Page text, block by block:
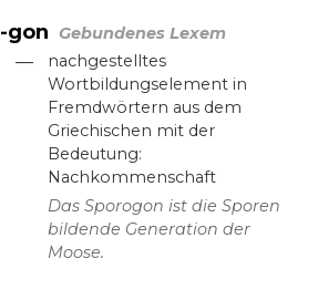
-gon Gebundenes Lexem
—
nachgestelltes
Wortbildungselement in
Fremdwörtern aus dem
Griechischen mit der
Bedeutung:
Nachkommenschaft
Das Sporogon ist die Sporen
bildende Generation der
Moose.